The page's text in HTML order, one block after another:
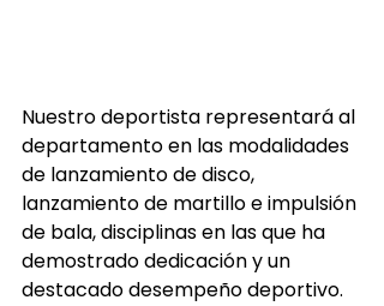
Nuestro deportista representará al
departamento en las modalidades
de lanzamiento de disco,
lanzamiento de martillo e impulsión
de bala, disciplinas en las que ha
demostrado dedicación y un
destacado desempeño deportivo.